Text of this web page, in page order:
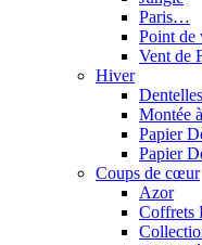
Paris…
Point de
Vent de
Hiver
Dentelles
Montée
Papier
Papier
Coups de cœur
Azor
Coffrets